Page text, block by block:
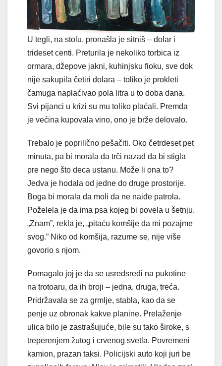
U tegli, na stolu, pronašla je sitniš – dolar i
trideset centi. Pre­turila je nekoliko torbica iz
ormara, džepove jakni, kuhinjsku fioku, sve dok
nije sakupila četiri dolara – toliko je prokleti
čamuga na­plaćivao pola litra u to doba dana.
Svi pijanci u krizi su mu toliko plaćali. Premda
je većina kupovala vino, ono je brže delovalo.
Trebalo je poprilično pešačiti. Oko četrdeset pet
minuta, pa bi morala da trči nazad da bi stigla
pre nego što deca ustanu. Može li ona to?
Jedva je hodala od jedne do druge prostorije.
Boga bi morala da moli da ne naiđe patrola.
Poželela je da ima psa kojeg bi povela u šetnju.
„Znam”, rekla je, „pitaću komšije da mi pozaj­me
svog.” Niko od komšija, razume se, nije više
govorio s njom.
Pomagalo joj je da se usredsredi na pukotine
na trotoaru, da ih broji – jedna, druga, treća.
Pridržavala se za grmlje, stabla, kao da se
penje uz obronak kakve planine. Prelaženje
ulica bilo je zastra­šujuće, bile su tako široke, s
treperenjem žutog i crvenog svetla. Povremeni
kamion, prazan taksi. Policijski auto koji juri be